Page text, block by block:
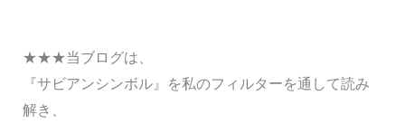
★★★当ブログは、
『サビアンシンボル』を私のフィルターを通して読み
解き、